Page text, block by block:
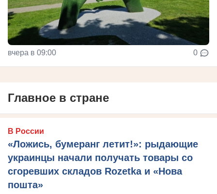
вчера в 09:00 0
Главное в стране
В России
«Ложись, бумеранг летит!»: рыдающие
украинцы начали получать товары со
сгоревших складов Rozetka и «Нова
пошта»